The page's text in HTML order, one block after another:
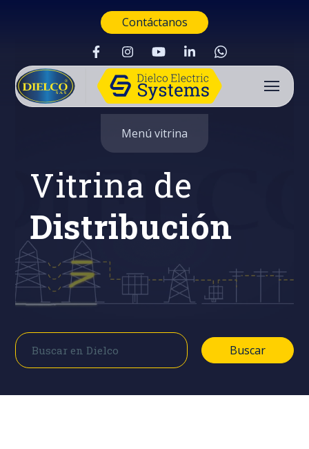
Contáctanos
Buscar
Menú vitrina
Vitrina de
Distribución
Buscar
Buscar